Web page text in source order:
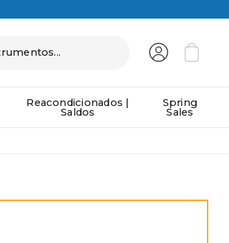
Reacondicionados |
Saldos
Spring
Sales